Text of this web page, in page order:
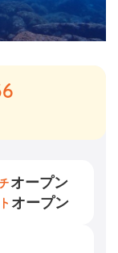
オープン
オープン